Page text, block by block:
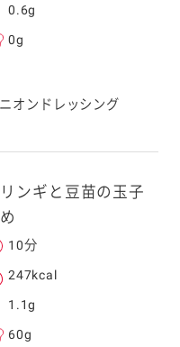
0.6g
0g
オンドレッシング
ンギと豆苗の玉子
10分
247kcal
1.1g
60g